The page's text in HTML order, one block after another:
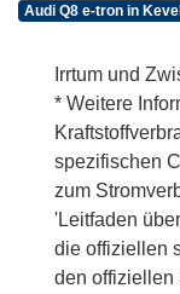
Audi Q8 e-tron in
Irrtum und
* Weitere
spezifischen
zum
'Leitfaden
die offiziellen
den offiziellen